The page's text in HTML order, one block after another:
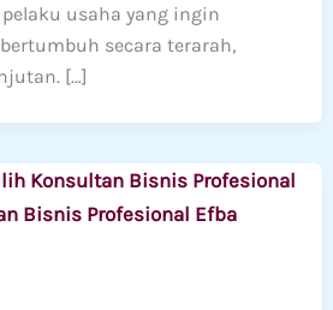
usaha yang ingin
secara terarah,
[…]